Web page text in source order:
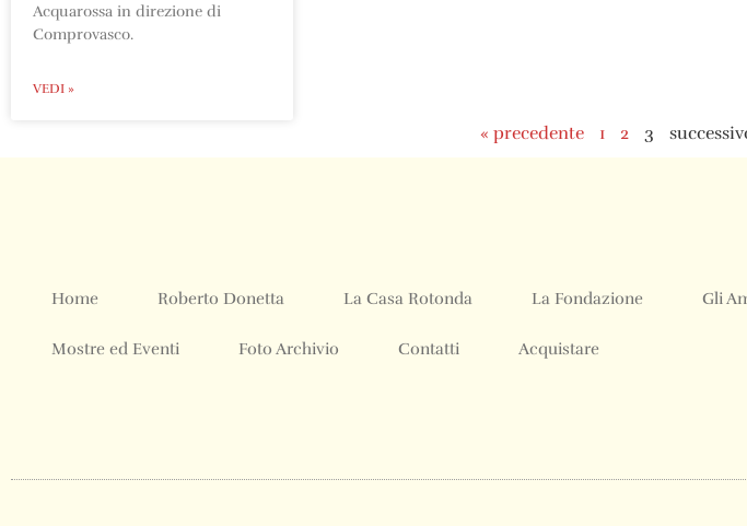
Acquarossa in direzione di
Comprovasco.
VEDI »
« precedente 1 2 3
Home Roberto Donetta La Casa Rotonda La Fondazione Gli
Mostre ed Eventi Foto Archivio Contatti Acquistare